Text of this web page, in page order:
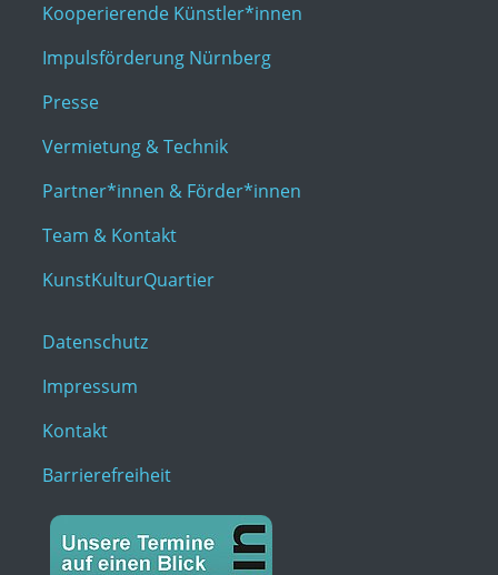
Kooperierende Künstler*innen
Impulsförderung Nürnberg
Presse
Vermietung & Technik
Partner*innen & Förder*innen
Team & Kontakt
KunstKulturQuartier
Datenschutz
Impressum
Kontakt
Barrierefreiheit